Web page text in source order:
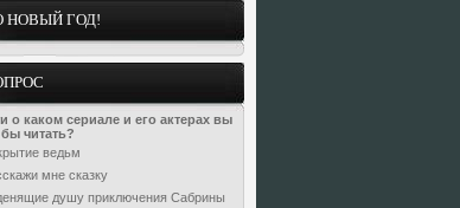
НОВЫЙ ГОД!
о каком сериале и его актерах вы
читать?
ведьм
мне сказку
душу приключения Сабрины